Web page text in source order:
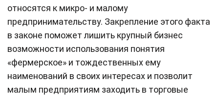
относятся к микро- и малому
предпринимательству. Закрепление этого факта
в законе поможет лишить крупный бизнес
возможности использования понятия
«фермерское» и тождественных ему
наименований в своих интересах и позволит
малым предприятиям заходить в торговые